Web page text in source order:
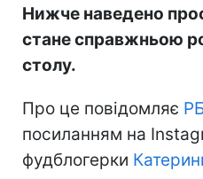
Нижче наведено
стане справжньою
столу.
Про це повідомляє
посиланням на
фудблогерки